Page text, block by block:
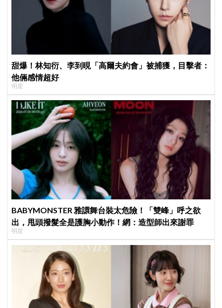
甜爆！林知衍、李到晛「高爾夫約會」被捕獲，目擊者：
他倆感情超好
明星
BABYMONSTER 雅譞舞台裝太危險！「雙峰」呼之欲
出，甩頭撥髮全是護胸小動作！網：造型師出來謝罪
明星